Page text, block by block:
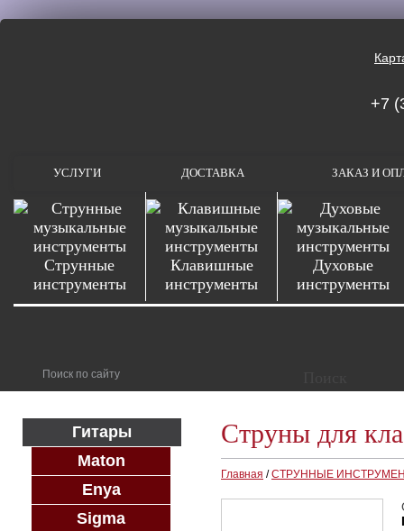
+7
УСЛУГИ ДОСТАВКА ЗАКАЗ И
Струнные
инструменты
Клавишные
инструменты
Духовые
инструменты
Струны для
Главная /СТРУННЫЕ
Гитары
Maton
Enya
Sigma